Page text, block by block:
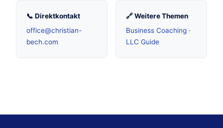
📞 Direktkontakt
office@christian-
bech.com
🔗 Weitere Themen
Business Coaching ·
LLC Guide